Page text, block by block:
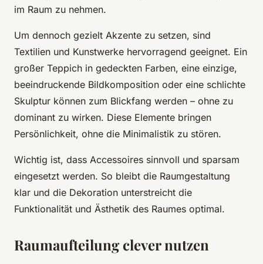
im Raum zu nehmen.
Um dennoch gezielt Akzente zu setzen, sind
Textilien und Kunstwerke hervorragend geeignet. Ein
großer Teppich in gedeckten Farben, eine einzige,
beeindruckende Bildkomposition oder eine schlichte
Skulptur können zum Blickfang werden – ohne zu
dominant zu wirken. Diese Elemente bringen
Persönlichkeit, ohne die Minimalistik zu stören.
Wichtig ist, dass Accessoires sinnvoll und sparsam
eingesetzt werden. So bleibt die Raumgestaltung
klar und die Dekoration unterstreicht die
Funktionalität und Ästhetik des Raumes optimal.
Raumaufteilung clever nutzen